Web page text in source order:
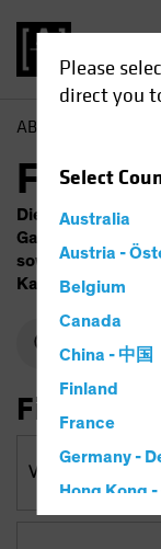
Please
direct you
Select
Australia
Austria -
Belgium
Canada
China - 中国
Finland
France
Germany -
Hong Kong -
AB
Die
Garantie für
sowie die
Kapital ist Risiken
Filtern
Vermögensart und